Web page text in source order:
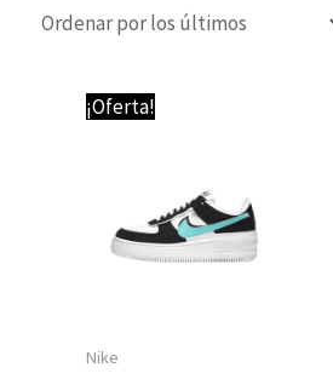
¡Oferta!
Nike
El
precio
89,95 €.64,95 €.